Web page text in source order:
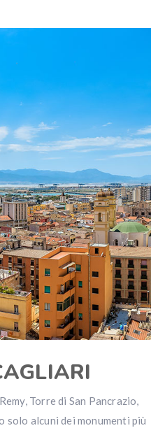
Torre di San Pancrazio,
alcuni dei monumenti più